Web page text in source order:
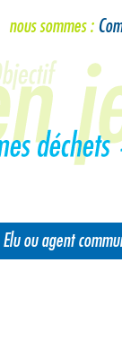
nous sommes :
Elu ou agent